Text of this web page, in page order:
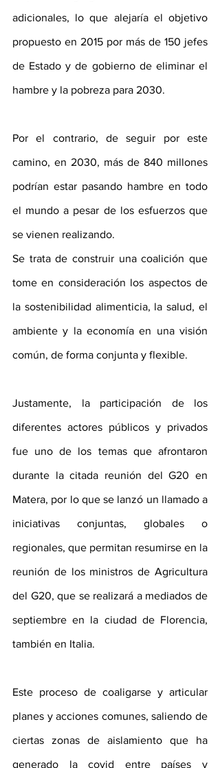
adicionales, lo que alejaría el objetivo
propuesto en 2015 por más de 150 jefes
de Estado y de gobierno de eliminar el
hambre y la pobreza para 2030.
Por el contrario, de seguir por este
camino, en 2030, más de 840 millones
podrían estar pasando hambre en todo
el mundo a pesar de los esfuerzos que
se vienen realizando.
Se trata de construir una coalición que
tome en consideración los aspectos de
la sostenibilidad alimenticia, la salud, el
ambiente y la economía en una visión
común, de forma conjunta y flexible.
Justamente, la participación de los
diferentes actores públicos y privados
fue uno de los temas que afrontaron
durante la citada reunión del G20 en
Matera, por lo que se lanzó un llamado a
iniciativas conjuntas, globales o
regionales, que permitan resumirse en la
reunión de los ministros de Agricultura
del G20, que se realizará a mediados de
septiembre en la ciudad de Florencia,
también en Italia.
Este proceso de coaligarse y articular
planes y acciones comunes, saliendo de
ciertas zonas de aislamiento que ha
generado la covid entre países y